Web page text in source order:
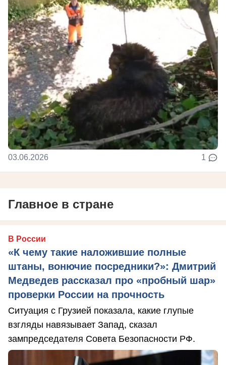
03.06.2026 1
Главное в стране
В России
«К чему такие наложившие полные
штаны, вонючие посредники?»: Дмитрий
Медведев рассказал про «пробный шар»
проверки России на прочность
Ситуация с Грузией показала, какие глупые
взгляды навязывает Запад, сказал
зампредседателя Совета Безопасности РФ.